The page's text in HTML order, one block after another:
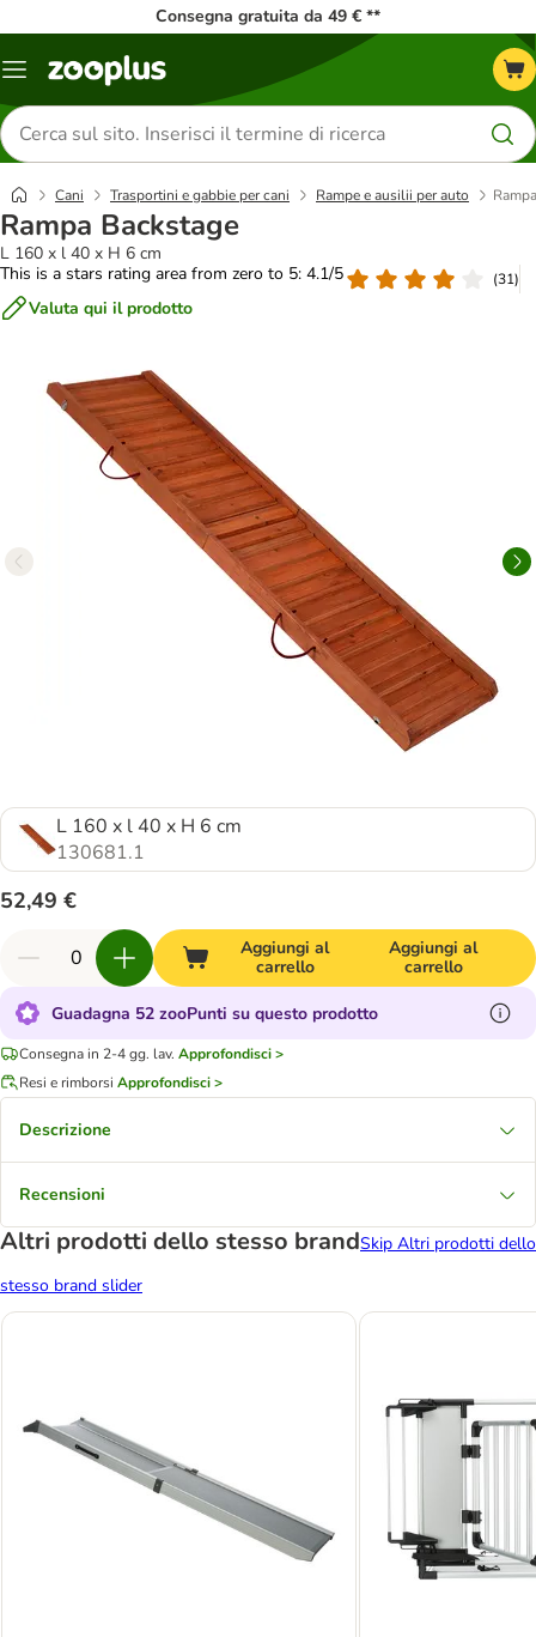
Consegna gratuita da 49 € **
Overview
Cerca
prodotti
Cani Trasportini e gabbie per cani Rampe e ausilii per auto
Rampa Backstage
L 160 x l 40 x H 6 cm
This is a stars rating area from zero to 5: 4.1/5
(31)
Valuta qui il prodotto
L 160 x l 40 x H 6 cm
130681.1
52,49 €
Aggiungi al
carrello
Aggiungi al
carrello
Guadagna 52 zooPunti su questo prodotto
Consegna in 2-4 gg. lav. Approfondisci >
Resi e rimborsi Approfondisci >
Descrizione
Recensioni
Altri prodotti dello stesso brandSkip Altri prodotti dello
stesso brand slider